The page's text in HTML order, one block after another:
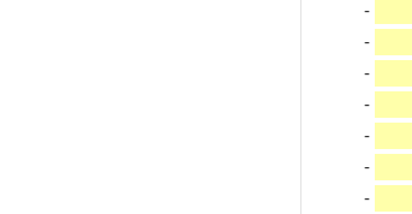
-
-
-
-
-
-
-